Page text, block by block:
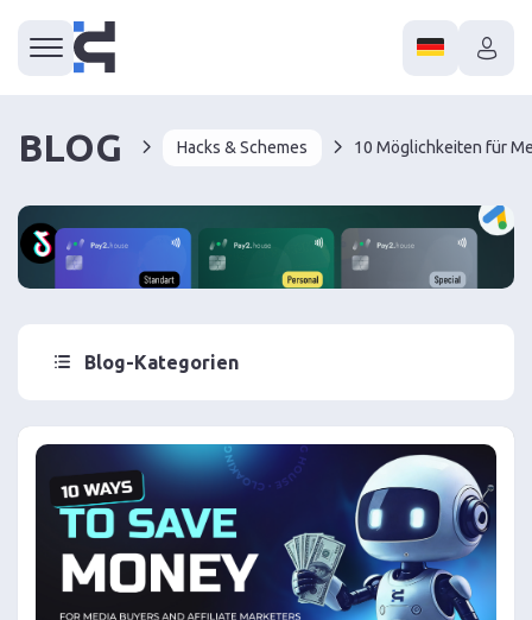
BLOG Hacks & Schemes
Blog-Kategorien